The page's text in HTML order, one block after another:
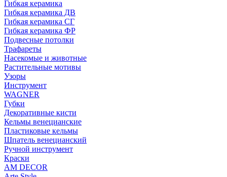
Гибкая керамика
Гибкая керамика ДВ
Гибкая керамика СГ
Гибкая керамика ФР
Подвесные потолки
Трафареты
Насекомые и животные
Растительные мотивы
Узоры
Инструмент
WAGNER
Губки
Декоративные кисти
Кельмы венецианские
Пластиковые кельмы
Шпатель венецианский
Ручной инструмент
Краски
AM DECOR